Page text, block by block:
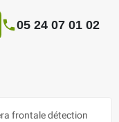
05 24 07 01 02
frontale détection